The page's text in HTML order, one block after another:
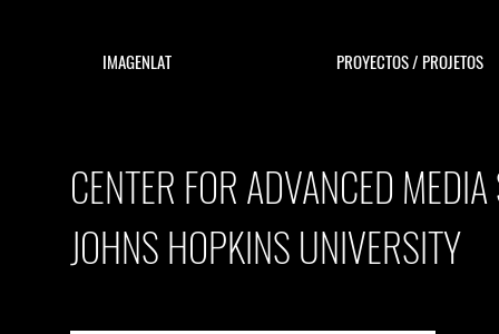
IMAGENLAT PROYECTOS / PROJETOS
CENTER FOR ADVANCED
JOHNS HOPKINS UNIVERSITY